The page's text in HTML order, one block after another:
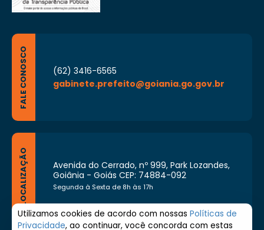
FALE CONOSCO
(62) 3416-6565
gabinete.prefeito@goiania.go.gov.br
LOCALIZAÇÃO
Avenida do Cerrado, nº 999, Park Lozandes,
Goiânia - Goiás CEP: 74884-092
Segunda à Sexta de 8h às 17h
Utilizamos cookies de acordo com nossas Políticas de
Privacidade, ao continuar, você concorda com estas